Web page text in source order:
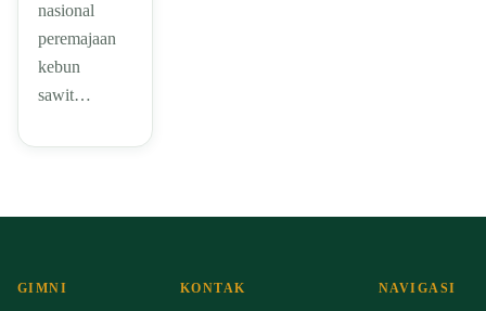
nasional
peremajaan
kebun
sawit…
GIMNI KONTAK NAVIGASI